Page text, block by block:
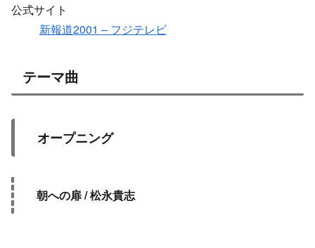
公式サイト
新報道2001 – フジテレビ
テーマ曲
オープニング
朝への扉 / 松永貴志